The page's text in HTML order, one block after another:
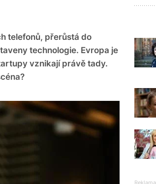
telefonů, přerůstá do
technologie. Evropa je
vznikají právě tady.